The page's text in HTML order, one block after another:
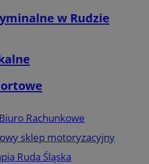
w Rudzie
Rachunkowe
sklep motoryzacyjny
Ruda Śląska